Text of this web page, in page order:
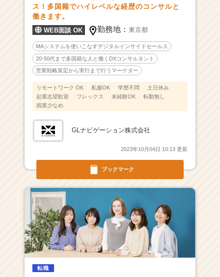
ン
ル
海
外
大
出
身
者
集
ベ
成
長
業
か
ブックマーク
ス！多国籍でハイレベルな経歴のコンサルと
働きます。
WEB面談 OK 勤務地：東京都
MAシステムを使いこなすデジタルインサイドセールス
20-50代まで多国籍な人と働くDXコンサルタント
営業戦略策定から実行まで行うマーケター
リモートワーク OK 私服OK 学歴不問
土日休み
起業志望歓迎
フレックス 未経験OK
転勤無し
残業少なめ
GLナビゲーション株式会社
2023年10月04日 10:13 更新
転職